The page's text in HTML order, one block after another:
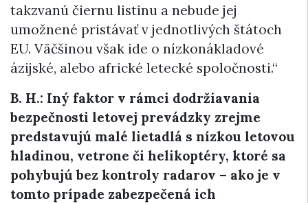
takzvanú čiernu listinu a nebude jej
umožnené pristávať v jednotlivých štátoch
EU. Väčšinou však ide o nízkonákladové
ázijské, alebo africké letecké spoločnosti.“
B. H.: Iný faktor v rámci dodržiavania
bezpečnosti letovej prevádzky zrejme
predstavujú malé lietadlá s nízkou letovou
hladinou, vetrone či helikoptéry, ktoré sa
pohybujú bez kontroly radarov – ako je v
tomto prípade zabezpečená ich